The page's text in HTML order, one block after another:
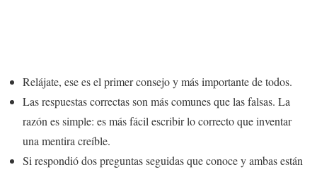
Relájate, ese es el primer consejo y más importante de todos.
Las respuestas correctas son más comunes que las falsas. La
razón es simple: es más fácil escribir lo correcto que inventar
una mentira creíble.
Si respondió dos preguntas seguidas que conoce y ambas están